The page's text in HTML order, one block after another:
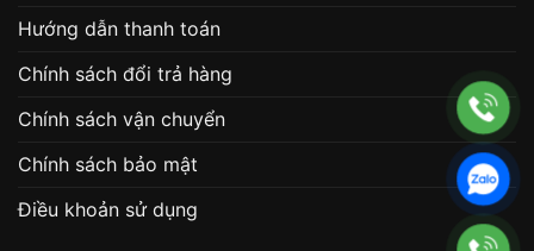
Hướng dẫn thanh toán
Chính sách đổi trả hàng
Chính sách vận chuyển
Chính sách bảo mật
Điều khoản sử dụng